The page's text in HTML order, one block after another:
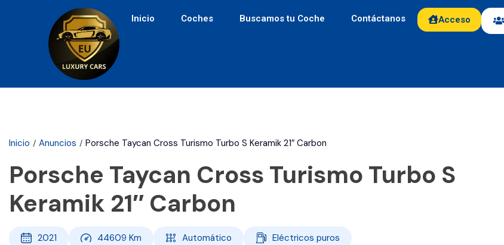
Inicio Coches Buscamos tu Coche Contáctanos Acceso
Inicio Anuncios Porsche Taycan Cross Turismo Turbo S Keramik 21″ Carbon
Porsche Taycan Cross Turismo Turbo S
Keramik 21″ Carbon
2021 44609 Km Automático Eléctricos puros